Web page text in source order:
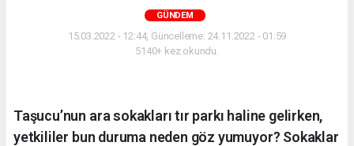
GÜNDEM
15.03.2022 - 12:44, Güncelleme: 24.11.2022 - 01:59
5140+ kez okundu.
Taşucu’nun ara sokakları tır parkı haline gelirken,
yetkililer bun duruma neden göz yumuyor? Sokaklar